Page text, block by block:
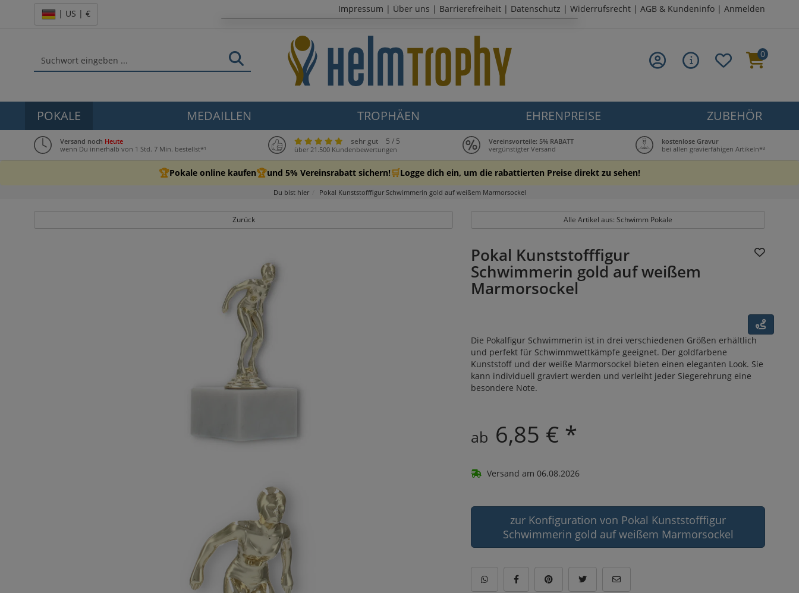
| US | € Impressum | Über uns | Barrierefreiheit | Datenschutz | Widerrufsrecht | AGB & Kundeninfo | Anmelden
0
POKALE MEDAILLEN TROPHÄEN EHRENPREISE ZUBEHÖR
Versand noch Heute
wenn Du innerhalb von 1 Std. 7 Min. bestellst*¹
sehr gut 5 / 5
über 21.500 Kundenbewertungen
Vereinsvorteile: 5% RABATT
vergünstigter Versand
kostenlose Gravur
bei allen gravierfähigen Artikeln*³
🏆Pokale online kaufen🏆und 5% Vereinsrabatt sichern! 🛒Logge dich ein, um die rabattierten Preise direkt zu sehen!
Du bist hier Pokal Kunststofffigur Schwimmerin gold auf weißem Marmorsockel
Zurück Alle Artikel aus: Schwimm Pokale
Pokal Kunststofffigur
Schwimmerin gold auf weißem
Marmorsockel
Die Pokalfigur Schwimmerin ist in drei verschiedenen Größen erhältlich
und perfekt für Schwimmwettkämpfe geeignet. Der goldfarbene
Kunststoff und der weiße Marmorsockel bieten einen eleganten Look. Sie
kann individuell graviert werden und verleiht jeder Siegerehrung eine
besondere Note.
ab 6,85 € *
Versand am 06.08.2026
zur Konfiguration von Pokal Kunststofffigur
Schwimmerin gold auf weißem Marmorsockel